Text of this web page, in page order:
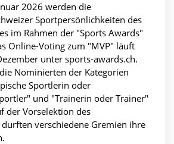
2026 werden die
Sportpersönlichkeiten des
im Rahmen der "Sports Awards"
Online-Voting zum "MVP" läuft
unter sports-awards.ch.
Nominierten der Kategorien
Sportlerin oder
und "Trainerin oder Trainer"
der Vorselektion des
durften verschiedene Gremien ihre